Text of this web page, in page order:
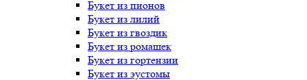
Букет из пионов
Букет из лилий
Букет из гвоздик
Букет из ромашек
Букет из гортензии
Букет из эустомы